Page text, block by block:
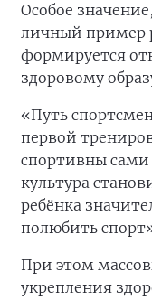
Особое
личный пример
формируется
здоровому
«Путь
первой
спортивны сами
культура
ребёнка
полюбить
При этом
укрепления